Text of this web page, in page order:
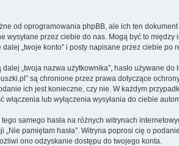
od oprogramowania phpBB, ale ich ten
przez ciebie do nas. Mogą być to
„twoje konto” i posty napisane przez ciebie po
„twoja nazwa użytkownika”, hasło używane
są chronione przez prawa dotyczące
ich jest konieczne, czy nie. W każdym
lub wyłączenia wysyłania do ciebie
samego hasła na różnych witrynach
„Nie pamiętam hasła”. Witryna poprosi cię o
ono odzyskanie dostępu do twojego konta.